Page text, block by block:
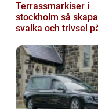
Terrassmarkiser i
stockholm så skapar du
svalka och trivsel